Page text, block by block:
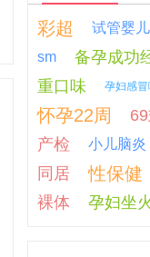
彩超 试管婴儿
sm 备孕成功
重口味
孕妇感
怀孕22周
产检
小儿脑炎
同居 性保健
裸体
孕妇坐